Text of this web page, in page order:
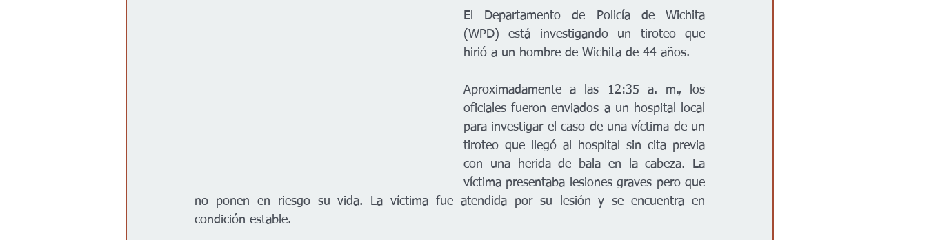
El Departamento de Policía de Wichita
(WPD) está investigando un tiroteo que
hirió a un hombre de Wichita de 44 años.
Aproximadamente a las 12:35 a. m., los
oficiales fueron enviados a un hospital local
para investigar el caso de una víctima de un
tiroteo que llegó al hospital sin cita previa
con una herida de bala en la cabeza. La
víctima presentaba lesiones graves pero que
no ponen en riesgo su vida. La víctima fue atendida por su lesión y se encuentra en
condición estable.